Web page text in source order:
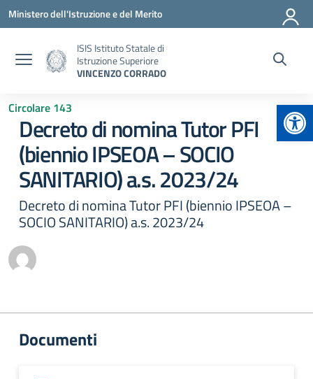
Vai ai contenuti
Vai al menu di navigazione
Vai al footer
Ministero dell'Istruzione e del Merito
ISIS Istituto Statale di
Istruzione Superiore
VINCENZO CORRADO
Circolare 143
Decreto di nomina Tutor PFI
(biennio IPSEOA – SOCIO
SANITARIO) a.s. 2023/24
Decreto di nomina Tutor PFI (biennio IPSEOA –
SOCIO SANITARIO) a.s. 2023/24
Documenti